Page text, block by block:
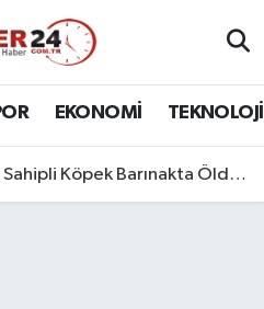
EKONOMİ TEKNOLOJİ
Öldü: Aileden Otopsi ve Soruşturma Talebi